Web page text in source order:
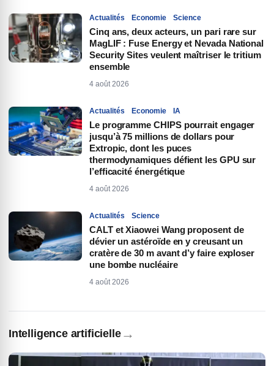
Actualités Economie Science
Cinq ans, deux acteurs, un pari rare sur
MagLIF : Fuse Energy et Nevada National
Security Sites veulent maîtriser le tritium
ensemble
4 août 2026
Actualités Economie IA
Le programme CHIPS pourrait engager
jusqu’à 75 millions de dollars pour
Extropic, dont les puces
thermodynamiques défient les GPU sur
l’efficacité énergétique
4 août 2026
Actualités Science
CALT et Xiaowei Wang proposent de
dévier un astéroïde en y creusant un
cratère de 30 m avant d’y faire exploser
une bombe nucléaire
4 août 2026
Intelligence artificielle→